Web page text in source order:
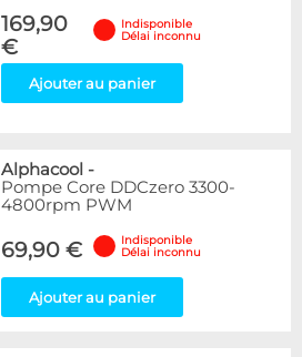
169,90
€
Indisponible
Délai inconnu
Ajouter au panier
Alphacool -
Pompe Core DDCzero 3300-
4800rpm PWM
69,90 €
Indisponible
Délai inconnu
Ajouter au panier